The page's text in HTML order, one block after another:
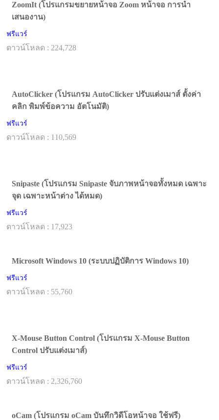
ZoomIt (โปรแกรมขยายหน้าจอ Zoom หน้าจอ การนำ
เสนองาน)
ฟรีแวร์
ดาวน์โหลด : 224,728
AutoClicker (โปรแกรม AutoClicker ปรับแต่งเมาส์ ตั้งค่า
คลิก พิมพ์ข้อความ อัตโนมัติ)
ฟรีแวร์
ดาวน์โหลด : 110,569
Snipaste (โปรแกรม Snipaste จับภาพหน้าจอทั้งหมด เฉพาะ
จุด เฉพาะหน้าต่าง ได้หมด)
ฟรีแวร์
ดาวน์โหลด : 17,923
Microsoft Windows 10 (ระบบปฏิบัติการ Windows 10)
ฟรีแวร์
ดาวน์โหลด : 55,760
X-Mouse Button Control (โปรแกรม X-Mouse Button
Control ปรับแต่งเมาส์)
ฟรีแวร์
ดาวน์โหลด : 2,326,760
oCam (โปรแกรม oCam บันทึกวิดีโอหน้าจอ ใช้ฟรี)